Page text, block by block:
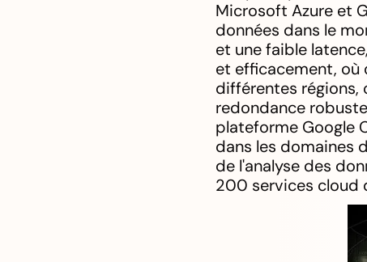
Microsoft Azure et
données dans le
et une faible
et efficacement, où
différentes régions,
redondance
plateforme Google
dans les domaines
de l'analyse des
200 services cloud